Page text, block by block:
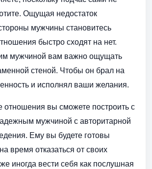
Ощущая недостаток
мужчины становитесь
быстро сходят на нет.
мужчиной вам важно ощущать
стеной. Чтобы он брал на
и исполнял ваши желания.
отношения вы сможете построить с
мужчиной с авторитарной
Ему вы будете готовы
время отказаться от своих
иногда вести себя как послушная